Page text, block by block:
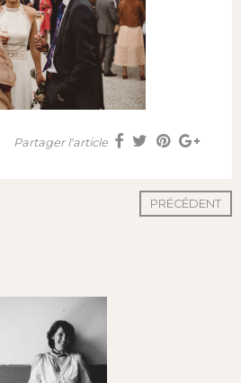
Partager l'article
PRÉCÉDENT